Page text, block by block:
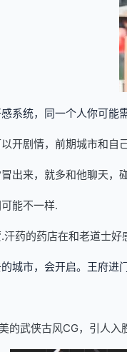
系统，同一个人你可能
开剧情，前期城市和自
出来，就多和他聊天，
能不一样.
药的药店在和老道士好
城市，会开启。王府进
的武侠古风CG，引人入